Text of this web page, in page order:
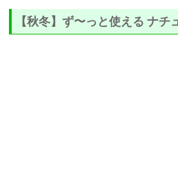
【秋冬】ず〜っと使える ナ